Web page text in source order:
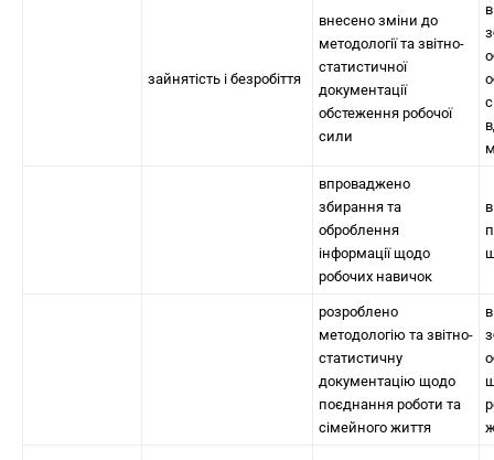
зайнятість і безробіття
внесено зміни до
методології та звітно-
статистичної
документації
обстеження робочої
сили
впроваджено
збирання та
оброблення
інформації щодо
робочих навичок
розроблено
методологію та звітно-
статистичну
документацію щодо
поєднання роботи та
сімейного життя